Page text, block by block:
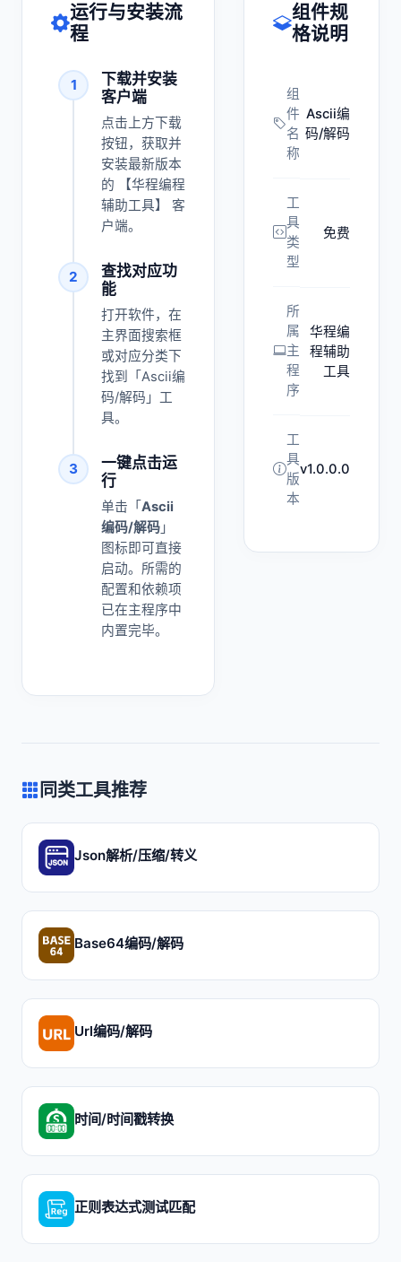
运行与安装流
程
1
下载并安装
客户端
点击上方下载
按钮，获取并
安装最新版本
的 【华程编程
辅助工具】 客
户端。
2
查找对应功
能
打开软件，在
主界面搜索框
或对应分类下
找到「Ascii编
码/解码」工
具。
3
一键点击运
行
单击「 Ascii
编码/解码 」
图标即可直接
启动。所需的
配置和依赖项
已在主程序中
内置完毕。
组件规
格说明
组
件
名
称
Ascii编
码/解码
工
具
类
型
免费
所
属
主
程
序
华程编
程辅助
工具
工
具
版
本
v1.0.0.0
同类工具推荐
Json解析/压缩/转义
Base64编码/解码
Url编码/解码
时间/时间戳转换
正则表达式测试匹配